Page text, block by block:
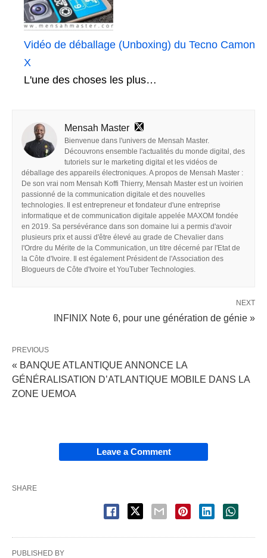
Vidéo de déballage (Unboxing) du Tecno Camon
X
L'une des choses les plus…
Mensah Master
Bienvenue dans l'univers de Mensah Master.
Découvrons ensemble l'actualités du monde digital, des
tutoriels sur le marketing digital et les vidéos de
déballage des appareils électroniques. A propos de Mensah Master :
De son vrai nom Mensah Koffi Thierry, Mensah Master est un ivoirien
passionné de la communication digitale et des nouvelles
technologies. Il est entrepreneur et fondateur d'une entreprise
informatique et de communication digitale appelée MAXOM fondée
en 2019. Sa persévérance dans son domaine lui a permis d'avoir
plusieurs prix et aussi d'être élevé au grade de Chevalier dans
l'Ordre du Mérite de la Communication, un titre décerné par l'Etat de
la Côte d'Ivoire. Il est également Président de l'Association des
Blogueurs de Côte d'Ivoire et YouTuber Technologies.
NEXT
INFINIX Note 6, pour une génération de génie »
PREVIOUS
« BANQUE ATLANTIQUE ANNONCE LA
GÉNÉRALISATION D’ATLANTIQUE MOBILE DANS LA
ZONE UEMOA
Leave a Comment
SHARE
PUBLISHED BY